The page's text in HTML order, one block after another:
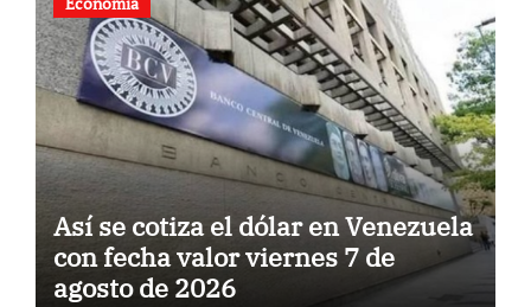
Así se cotiza el dólar en Venezuela
con fecha valor viernes 7 de
agosto de 2026